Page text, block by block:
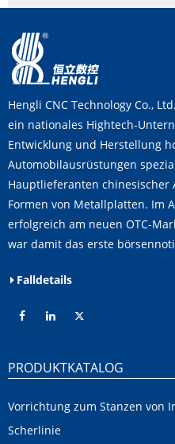
Hengli CNC Technology Co.,
ein nationales Hightech-
Entwicklung und Herstellung
Automobilausrüstungen
Hauptlieferanten chinesischer
Formen von Metallplatten. Im
erfolgreich am neuen OTC-
war damit das erste
Falldetails
PRODUKTKATALOG
Scherlinie